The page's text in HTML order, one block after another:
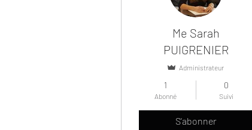
Me Sarah
PUIGRENIER
Administrateur
1
Abonné
0
Suivi
S'abonner